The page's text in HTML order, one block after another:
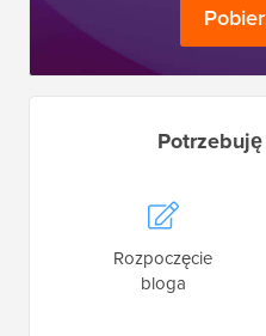
Rozpoczęcie
bloga